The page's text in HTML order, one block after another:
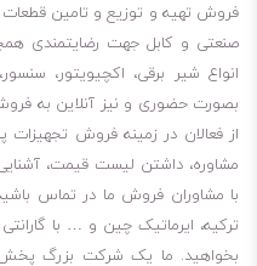
فروش تهیه و توزیع و تامین قطعات :
صنعتی و کابل جهت رضایتمندی
انواع شیر برقی، اکچیویتور،
بصورت حضوری و نیز آنلاین به فروش
از فعالان در زمینه فروش
مشاوره، داشتن لیست قیمت،
با مشاوران فروش ما در تماس
ترکیه، ایرماتیک چین و … با
بخواهید. ما یک شرکت بزرگ پخش